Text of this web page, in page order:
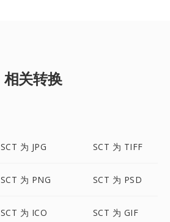
相关转换
SCT 为 JPG SCT 为 TIFF
SCT 为 PNG SCT 为 PSD
SCT 为 ICO SCT 为 GIF